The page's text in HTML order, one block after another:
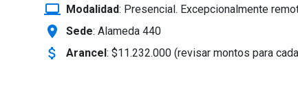
laptop_windows Modalidad: Presencial. Excepcionalmente
location_on Sede: Alameda 440
attach_money Arancel: $11.232.000 (revisar montos para